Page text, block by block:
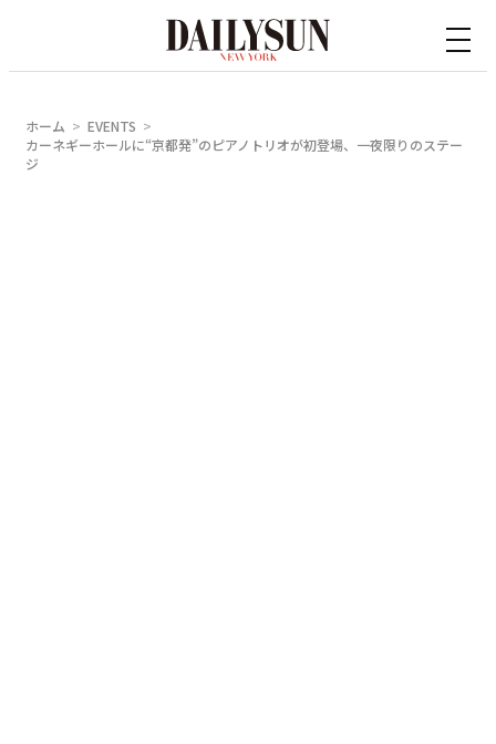
ホーム
EVENTS
カーネギーホールに“京都発”のピアノトリオが初登場、一夜限りのステー
ジ